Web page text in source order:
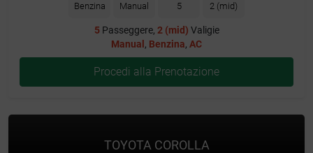
Benzina Manual 5 2 (mid)
5Passeggere, 2 (mid) Valigie
Manual , Benzina, AC
Procedi alla Prenotazione
TOYOTA COROLLA